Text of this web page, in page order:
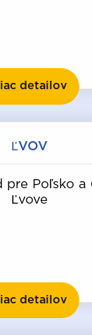
detailov
ĽVOV
pre Poľsko a
Ľvove
detailov Ľvov